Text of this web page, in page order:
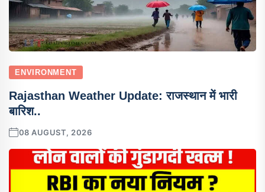
ENVIRONMENT
Rajasthan Weather Update: राजस्थान में भारी
बारिश..
08 AUGUST, 2026